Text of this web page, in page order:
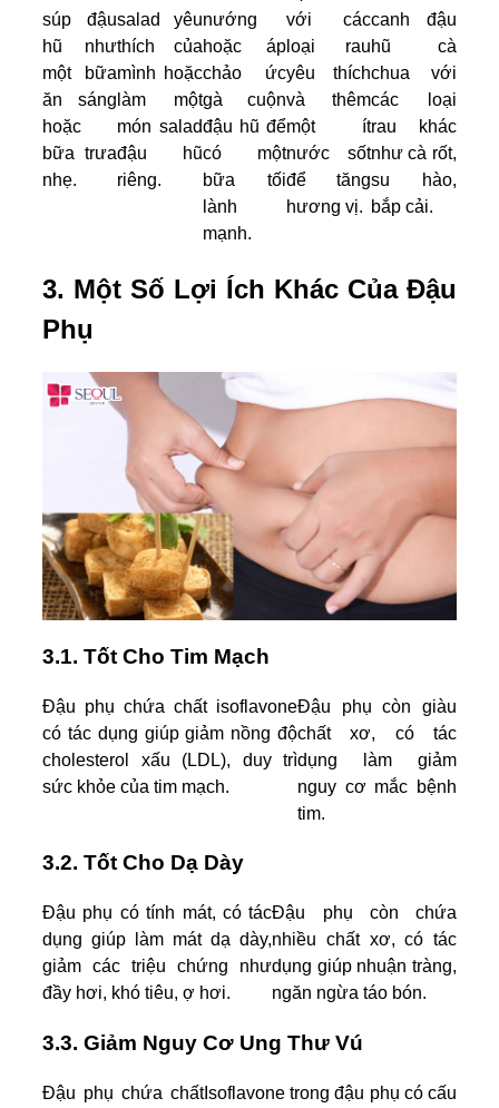
súp đậu
hũ như
một bữa
ăn sáng
hoặc
bữa trưa
nhẹ.
salad yêu
thích của
mình hoặc
làm một
món salad
đậu hũ
riêng.
nướng
hoặc áp
chảo ức
gà cuộn
đậu hũ để
có một
bữa tối
lành
mạnh.
với các
loại rau
yêu thích
và thêm
một ít
nước sốt
để tăng
hương vị.
canh đậu
hũ cà
chua với
các loại
rau khác
như cà rốt,
su hào,
bắp cải.
3. Một Số Lợi Ích Khác Của Đậu
Phụ
3.1. Tốt Cho Tim Mạch
Đậu phụ chứa chất isoflavone
có tác dụng giúp giảm nồng độ
cholesterol xấu (LDL), duy trì
sức khỏe của tim mạch.
Đậu phụ còn giàu
chất xơ, có tác
dụng làm giảm
nguy cơ mắc bệnh
tim.
3.2. Tốt Cho Dạ Dày
Đậu phụ có tính mát, có tác
dụng giúp làm mát dạ dày,
giảm các triệu chứng như
đầy hơi, khó tiêu, ợ hơi.
Đậu phụ còn chứa
nhiều chất xơ, có tác
dụng giúp nhuận tràng,
ngăn ngừa táo bón.
3.3. Giảm Nguy Cơ Ung Thư Vú
Đậu phụ chứa chấtIsoflavone trong đậu phụ có cấu